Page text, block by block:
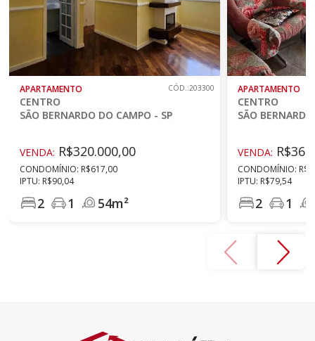
APARTAMENTO
CENTRO
SÃO BERNARDO DO CAMPO - SP
CÓD.:203300
VENDA: R$320.000,00
CONDOMÍNIO: R$617,00
IPTU: R$90,04
2 1 54m²
APARTAMENTO
CENTRO
SÃO
VENDA:
CONDOMÍNIO:
IPTU: R$79,54
2 1